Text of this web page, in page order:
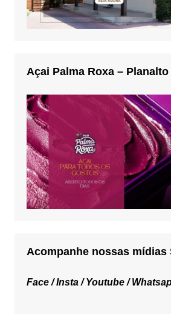
Açai Palma Roxa –
Acompanhe nossas mídias
Face /Insta /Youtube /